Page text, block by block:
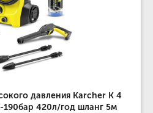
давления Karcher K 4
190бар 420л/год шланг 5м